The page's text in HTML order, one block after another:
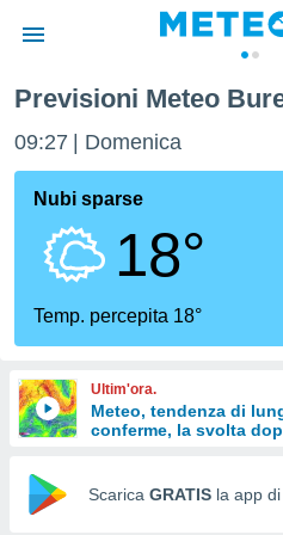
di
per
le
di
Web
Previsioni Meteo
09:27 Domenica
Nubi sparse
18°
Temp. percepita 18°
Ultim'ora.
Meteo, tendenza di
conferme, la svolta
Scarica GRATIS la app di